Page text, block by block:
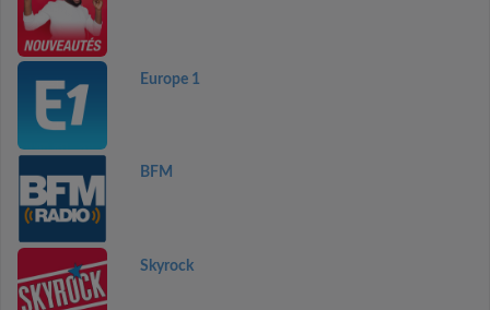
Europe 1
BFM
Skyrock